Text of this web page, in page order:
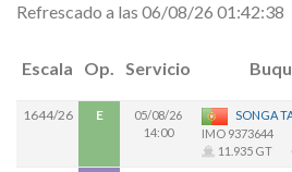
Refrescado a las 06/08/26 01:42:38
Escala Op. Servicio
1644/26 E
05/08/26
14:00
SONGA
IMO 9373644
11.935 GT